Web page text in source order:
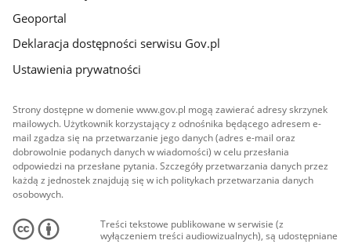
Geoportal
Deklaracja dostępności serwisu Gov.pl
Ustawienia prywatności
Strony dostępne w domenie www.gov.pl mogą zawierać adresy skrzynek
mailowych. Użytkownik korzystający z odnośnika będącego adresem e-
mail zgadza się na przetwarzanie jego danych (adres e-mail oraz
dobrowolnie podanych danych w wiadomości) w celu przesłania
odpowiedzi na przesłane pytania. Szczegóły przetwarzania danych przez
każdą z jednostek znajdują się w ich politykach przetwarzania danych
osobowych.
Treści tekstowe publikowane w serwisie (z
wyłączeniem treści audiowizualnych), są udostępniane